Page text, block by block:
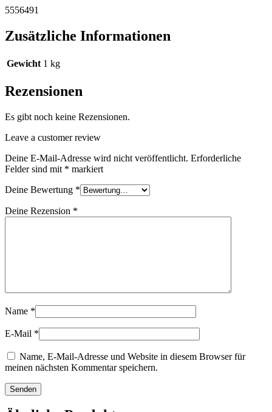
5556491
Zusätzliche Informationen
Gewicht 1 kg
Rezensionen
Es gibt noch keine Rezensionen.
Leave a customer review
Deine E-Mail-Adresse wird nicht veröffentlicht. Erforderliche
Felder sind mit * markiert
Deine Bewertung *
Deine Rezension *
Name *
E-Mail *
Name, E-Mail-Adresse und Website in diesem Browser für
meinen nächsten Kommentar speichern.